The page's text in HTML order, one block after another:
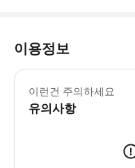
이용정보
이런건 주의하세요
유의사항